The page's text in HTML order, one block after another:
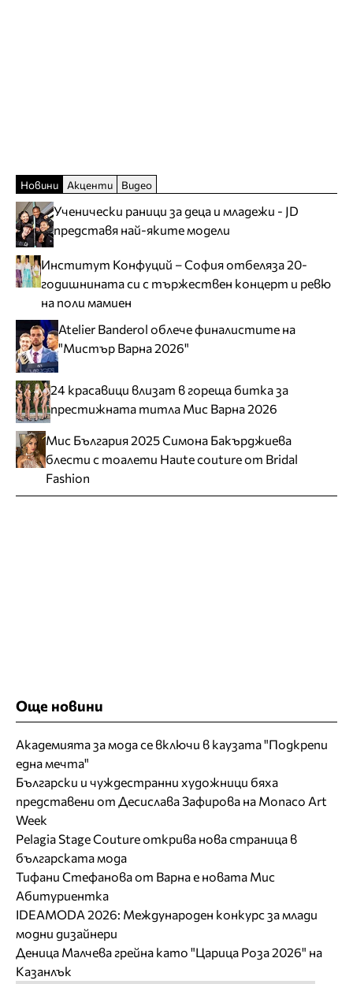
Новини Акценти Видео
Ученически раници за деца и младежи - JD
представя най-яките модели
Институт Конфуций – София отбеляза 20-
годишнината си с тържествен концерт и ревю
на поли мамиен
Atelier Banderol облече финалистите на
"Мистър Варна 2026"
24 красавици влизат в гореща битка за
престижната титла Мис Варна 2026
Мис България 2025 Симона Бакърджиева
блести с тоалети Haute couture от Bridal
Fashion
Още новини
Академията за мода се включи в каузата "Подкрепи
една мечта"
Български и чуждестранни художници бяха
представени от Десислава Зафирова на Monaco Art
Week
Pelagia Stage Couture открива нова страница в
българската мода
Тифани Стефанова от Варна е новата Мис
Абитуриентка
IDEAMODA 2026: Международен конкурс за млади
модни дизайнери
Деница Малчева грейна като "Царица Роза 2026" на
Казанлък